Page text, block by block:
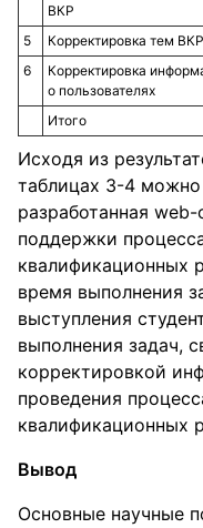
ВКР
5 Корректировка тем ВКР
6
Корректировка
о пользователях
Итого
Исходя из
таблицах 3-4 можно
разработанная
поддержки
квалификационных
время выполнения
выступления
выполнения задач,
корректировкой
проведения
квалификационных
Вывод
Основные научные